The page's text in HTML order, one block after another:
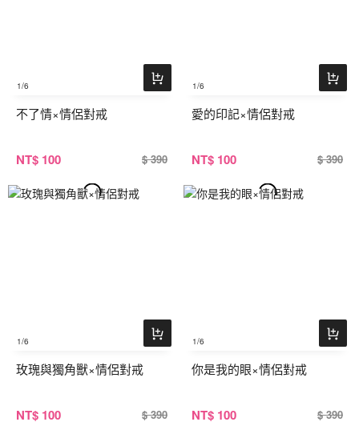
1/6
不了情×情侶對戒
NT$ 100 $ 390
1/6
愛的印記×情侶對戒
NT$ 100 $ 390
1/6
玫瑰與獨角獸×情侶對戒
NT$ 100 $ 390
1/6
你是我的眼×情侶對戒
NT$ 100 $ 390